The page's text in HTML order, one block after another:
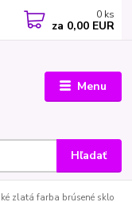
Menu
Hľadať
0 ks
za 0,00 EUR
zlatá farba brúsené sklo